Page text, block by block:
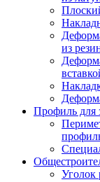
из
Профиль для
Уголок